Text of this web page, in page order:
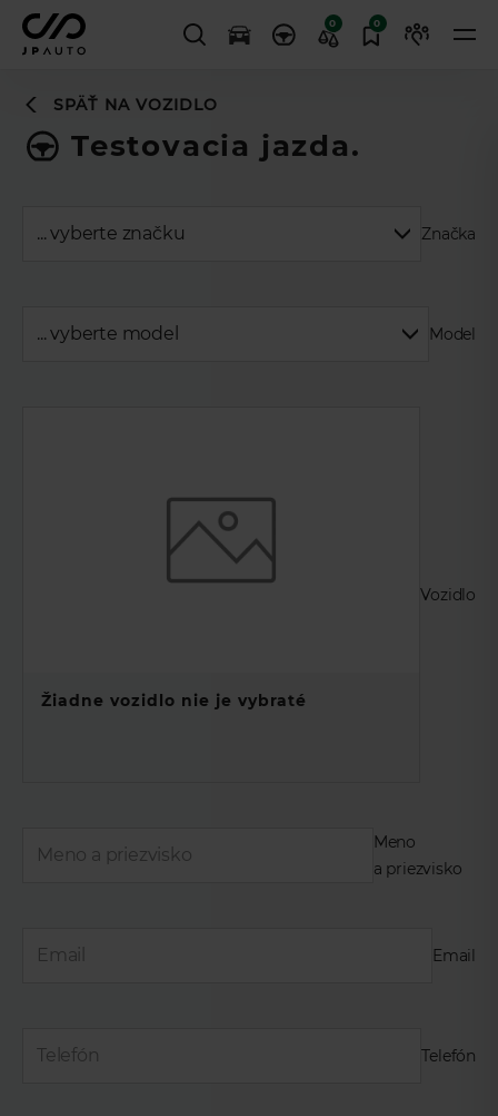
0 0
SPÄŤ NA VOZIDLO
Testovacia jazda.
Značka
Model
Žiadne vozidlo nie je vybraté
Vozidlo
Meno
a priezvisko
Email
Telefón